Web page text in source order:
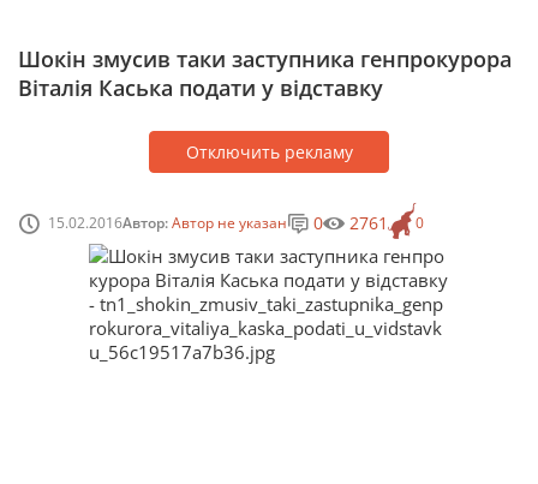
Шокін змусив таки заступника генпрокурора
Віталія Каська подати у відставку
Отключить рекламу
15.02.2016Автор:Автор не указан 0
0 2761